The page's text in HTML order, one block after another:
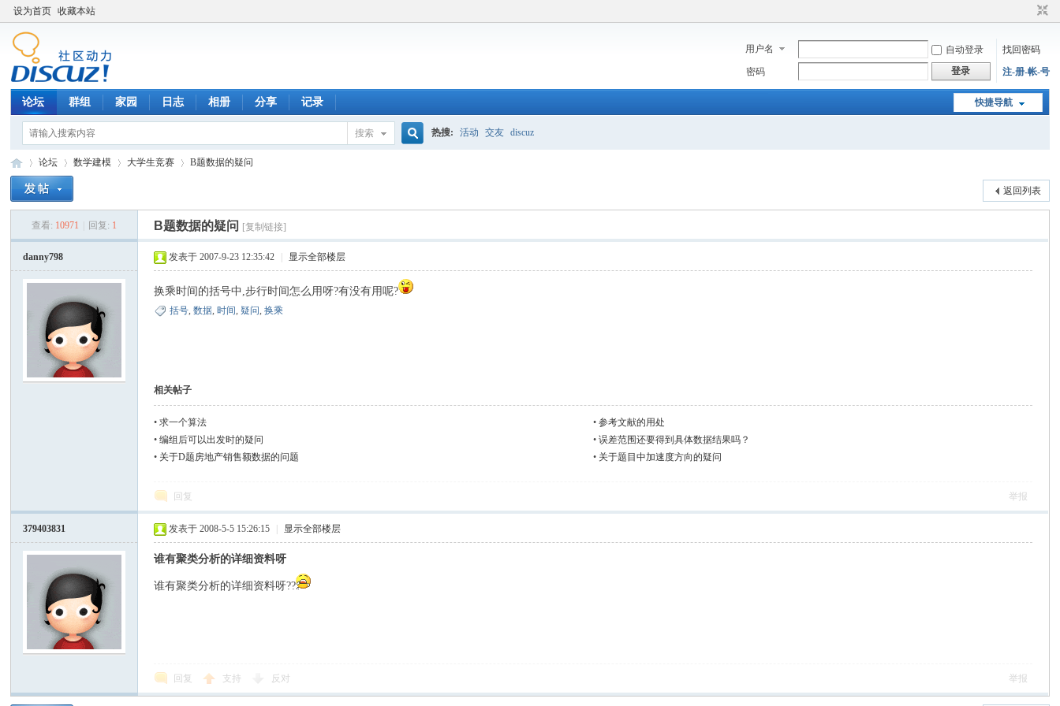
设为首页 收藏本站
用户名 自动登录
找回密码
密码
登录 注-册-帐-号
快捷导航
论坛 群组 家园 日志 相册 分享 记录
搜索 热搜: 活动 交友 discuz
论
坛
论坛
›
数学建模
›
大学生竞赛
›
B题数据的疑问
返回列表
查看: 10971 回复: 1 B题数据的疑问 [复制链接]
danny798 发表于 2007-9-23 12:35:42 显示全部楼层
换乘时间的括号中,步行时间怎么用呀?有没有用呢?
括号,数据, 时间, 疑问,换乘
相关帖子
•求一个算法 •参考文献的用处
•编组后可以出发时的疑问 •误差范围还要得到具体数据结果吗？
• 关于D题房地产销售额数据的问题 • 关于题目中加速度方向的疑问
回复 举报
379403831 发表于 2008-5-5 15:26:15 显示全部楼层
谁有聚类分析的详细资料呀
谁有聚类分析的详细资料呀??
回复 支持 反对 举报